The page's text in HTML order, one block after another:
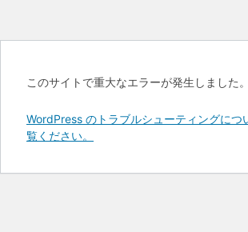
このサイトで重大なエラーが発生しました。
WordPress のトラブルシューティングにつ
覧ください。